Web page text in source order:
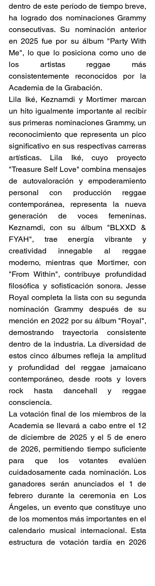
dentro de este período de tiempo breve,
ha logrado dos nominaciones Grammy
consecutivas. Su nominación anterior
en 2025 fue por su álbum "Party With
Me", lo que lo posiciona como uno de
los artistas reggae más
consistentemente reconocidos por la
Academia de la Grabación.
Lila Iké, Keznamdi y Mortimer marcan
un hito igualmente importante al recibir
sus primeras nominaciones Grammy, un
reconocimiento que representa un pico
significativo en sus respectivas carreras
artísticas. Lila Iké, cuyo proyecto
"Treasure Self Love" combina mensajes
de autovaloración y empoderamiento
personal con producción reggae
contemporánea, representa la nueva
generación de voces femeninas.
Keznamdi, con su álbum "BLXXD &
FYAH", trae energía vibrante y
creatividad innegable al reggae
moderno, mientras que Mortimer, con
"From Within", contribuye profundidad
filosófica y sofisticación sonora. Jesse
Royal completa la lista con su segunda
nominación Grammy después de su
mención en 2022 por su álbum "Royal",
demostrando trayectoria consistente
dentro de la industria. La diversidad de
estos cinco álbumes refleja la amplitud
y profundidad del reggae jamaicano
contemporáneo, desde roots y lovers
rock hasta dancehall y reggae
consciencia.
La votación final de los miembros de la
Academia se llevará a cabo entre el 12
de diciembre de 2025 y el 5 de enero
de 2026, permitiendo tiempo suficiente
para que los votantes evalúen
cuidadosamente cada nominación. Los
ganadores serán anunciados el 1 de
febrero durante la ceremonia en Los
Ángeles, un evento que constituye uno
de los momentos más importantes en el
calendario musical internacional. Esta
estructura de votación tardía en 2026